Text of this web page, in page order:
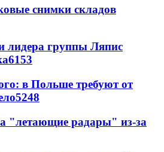
снимки складов
лидера группы Ляпис
6153
в Польше требуют от
5248
"летающие радары" из-за